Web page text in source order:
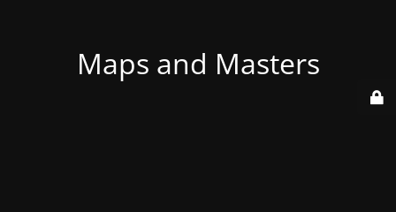
Maps and Masters